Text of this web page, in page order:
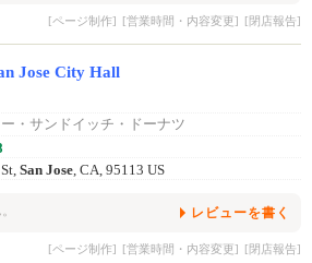
[ページ制作] [営業時間・内容変更] [閉店報告]
Jose City Hall
・サンドイッチ・ドーナツ
San Jose, CA, 95113 US
レビューを書く
[ページ制作] [営業時間・内容変更] [閉店報告]